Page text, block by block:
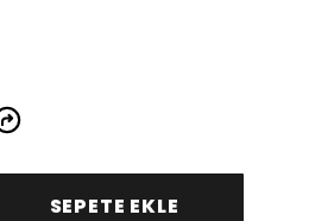
SEPETE EKLE